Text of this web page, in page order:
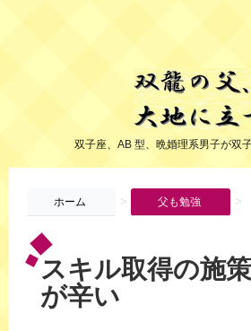
双子座、AB 型、晩婚理系男子が双
ホーム > 父も勉強 >
スキル取得の施
が辛い